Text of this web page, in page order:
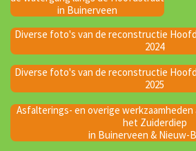
in Buinerveen
Diverse foto's van de reconstructie
2024
Diverse foto's van de reconstructie
2025
Asfalterings- en overige
het Zuiderdiep
in Buinerveen & Nieuw-